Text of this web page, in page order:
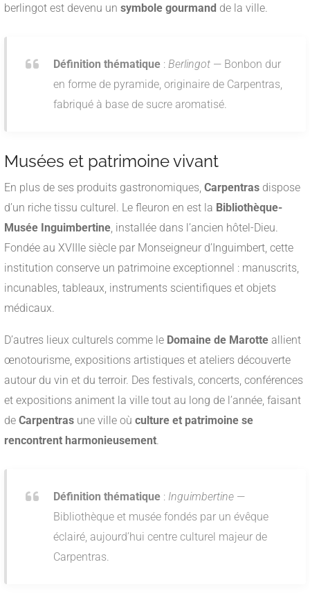
berlingot est devenu un symbole gourmand de la ville.
Définition thématique : Berlingot — Bonbon dur
en forme de pyramide, originaire de Carpentras,
fabriqué à base de sucre aromatisé.
Musées et patrimoine vivant
En plus de ses produits gastronomiques, Carpentras dispose
d’un riche tissu culturel. Le fleuron en est la Bibliothèque-
Musée Inguimbertine, installée dans l’ancien hôtel-Dieu.
Fondée au XVIIIe siècle par Monseigneur d’Inguimbert, cette
institution conserve un patrimoine exceptionnel : manuscrits,
incunables, tableaux, instruments scientifiques et objets
médicaux.
D’autres lieux culturels comme le Domaine de Marotte allient
œnotourisme, expositions artistiques et ateliers découverte
autour du vin et du terroir. Des festivals, concerts, conférences
et expositions animent la ville tout au long de l’année, faisant
de Carpentras une ville où culture et patrimoine se
rencontrent harmonieusement.
Définition thématique : Inguimbertine —
Bibliothèque et musée fondés par un évêque
éclairé, aujourd’hui centre culturel majeur de
Carpentras.